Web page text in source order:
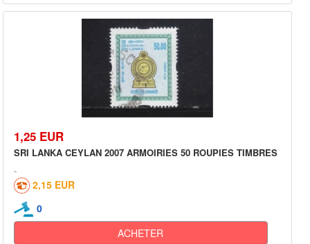
1,25 EUR
SRI LANKA CEYLAN 2007 ARMOIRIES 50 ROUPIES TIMBRES
2,15 EUR
0
ACHETER